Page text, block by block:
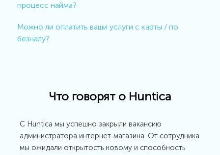
процесс найма?
Можно ли оплатить ваши услуги с карты / по
безналу?
Что говорят о Huntica
С Huntica мы успешно закрыли вакансию
администратора интернет-магазина. От сотрудника
мы ожидали открытость новому и способность